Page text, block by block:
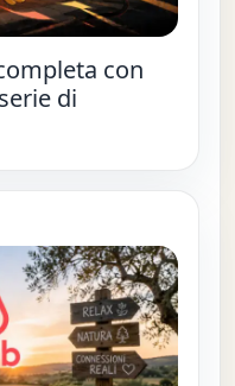
con
di